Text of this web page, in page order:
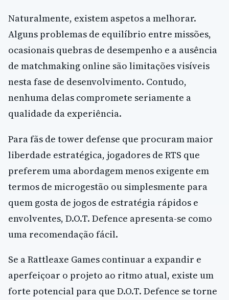
Naturalmente, existem aspetos a melhorar.
Alguns problemas de equilíbrio entre missões,
ocasionais quebras de desempenho e a ausência
de matchmaking online são limitações visíveis
nesta fase de desenvolvimento. Contudo,
nenhuma delas compromete seriamente a
qualidade da experiência.
Para fãs de tower defense que procuram maior
liberdade estratégica, jogadores de RTS que
preferem uma abordagem menos exigente em
termos de microgestão ou simplesmente para
quem gosta de jogos de estratégia rápidos e
envolventes, D.O.T. Defence apresenta-se como
uma recomendação fácil.
Se a Rattleaxe Games continuar a expandir e
aperfeiçoar o projeto ao ritmo atual, existe um
forte potencial para que D.O.T. Defence se torne